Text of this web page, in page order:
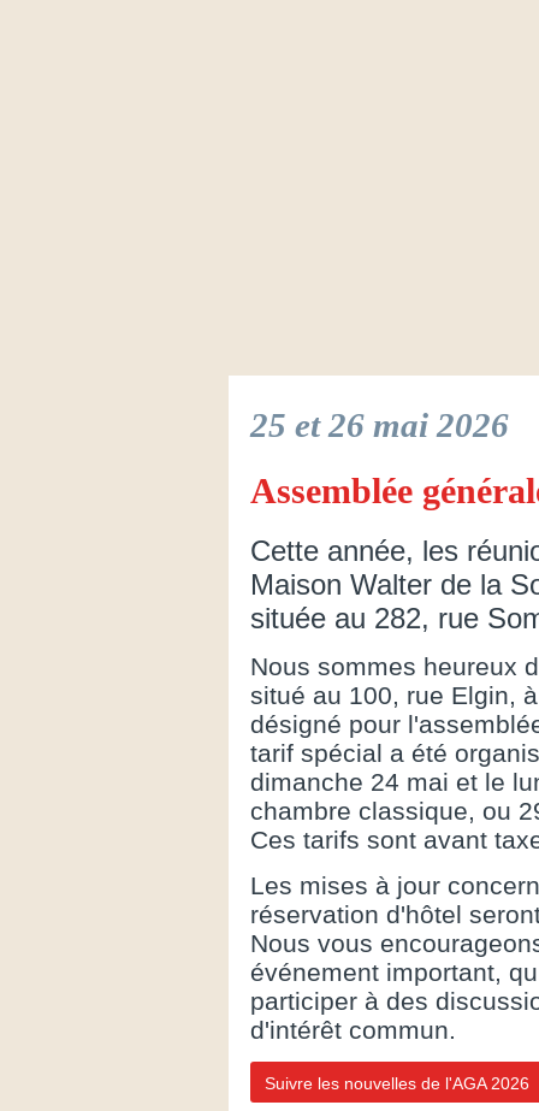
25 et 26 mai 2026
Assemblée
Cette année, les
Maison Walter de la
située au 282, rue
Nous sommes heureux
situé au 100, rue Elgin,
désigné pour
tarif spécial a été
dimanche 24 mai et le
chambre classique, ou
Ces tarifs sont avant
Les mises à jour
réservation d'hôtel
Nous vous
événement important,
participer à des
d'intérêt commun.
Suivre les nouvelles de l'AGA 2026